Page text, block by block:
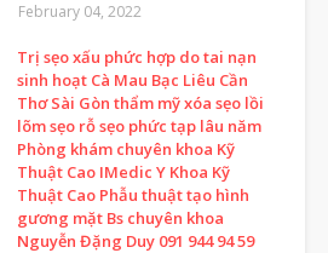
February 04, 2022
Trị sẹo xấu phức hợp do tai nạn
sinh hoạt Cà Mau Bạc Liêu Cần
Thơ Sài Gòn thẩm mỹ xóa sẹo lồi
lõm sẹo rỗ sẹo phức tạp lâu năm
Phòng khám chuyên khoa Kỹ
Thuật Cao IMedic Y Khoa Kỹ
Thuật Cao Phẫu thuật tạo hình
gương mặt Bs chuyên khoa
Nguyễn Đặng Duy 091 944 94 59